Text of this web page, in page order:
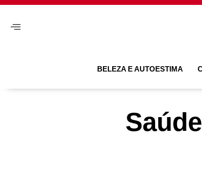
BELEZA E AUTOESTIMA